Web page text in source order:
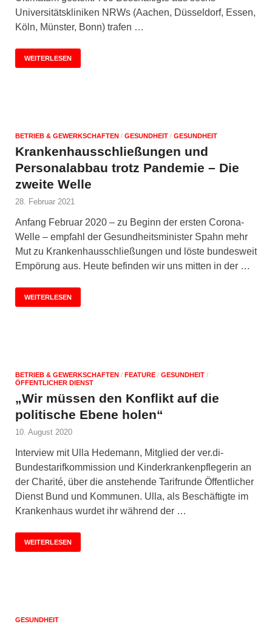
Universitätskliniken NRWs (Aachen, Düsseldorf, Essen,
Köln, Münster, Bonn) trafen …
WEITERLESEN
BETRIEB & GEWERKSCHAFTEN / GESUNDHEIT / GESUNDHEIT
Krankenhausschließungen und
Personalabbau trotz Pandemie – Die
zweite Welle
28. Februar 2021
Anfang Februar 2020 – zu Beginn der ersten Corona-
Welle – empfahl der Gesundheitsminister Spahn mehr
Mut zu Krankenhausschließungen und löste bundesweit
Empörung aus. Heute befinden wir uns mitten in der …
WEITERLESEN
BETRIEB & GEWERKSCHAFTEN / FEATURE / GESUNDHEIT /
ÖFFENTLICHER DIENST
„Wir müssen den Konflikt auf die
politische Ebene holen“
10. August 2020
Interview mit Ulla Hedemann, Mitglied der ver.di-
Bundestarifkommission und Kinderkrankenpflegerin an
der Charité, über die anstehende Tarifrunde Öffentlicher
Dienst Bund und Kommunen. Ulla, als Beschäftigte im
Krankenhaus wurdet ihr während der …
WEITERLESEN
GESUNDHEIT